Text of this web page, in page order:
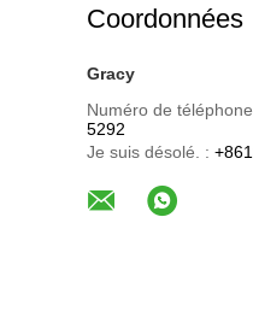
Coordonnées
Gracy
Numéro de
5292
Je suis désolé. :